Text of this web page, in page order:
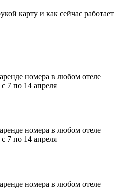
карту и как сейчас работает
номера в любом отеле
7 по 14 апреля
номера в любом отеле
7 по 14 апреля
номера в любом отеле